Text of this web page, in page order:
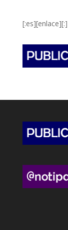
[:es][enlace][:]